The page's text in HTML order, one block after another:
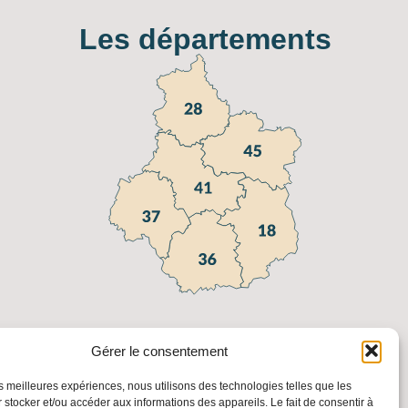
Gérer le consentement
meilleures expériences, nous utilisons des technologies telles que les
stocker et/ou accéder aux informations des appareils. Le fait de consentir à
Les départements